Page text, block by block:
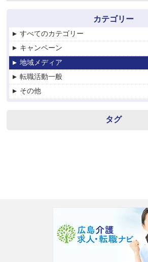
カテゴリー
すべてのカテゴリー
キャンペーン
地域メディア
転職活動一般
その他
タグ